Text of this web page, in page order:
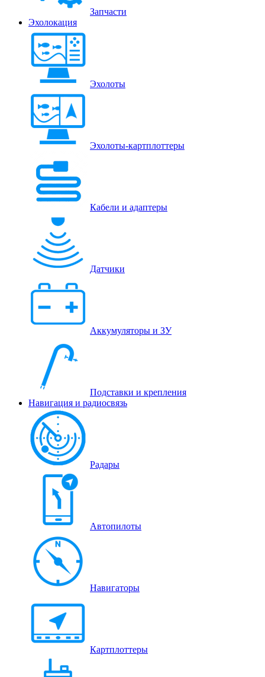
Запчасти
Эхолокация
Эхолоты
Эхолоты-картплоттеры
Кабели и адаптеры
Датчики
Аккумуляторы и ЗУ
Подставки и крепления
Навигация и радиосвязь
Радары
Автопилоты
Навигаторы
Картплоттеры